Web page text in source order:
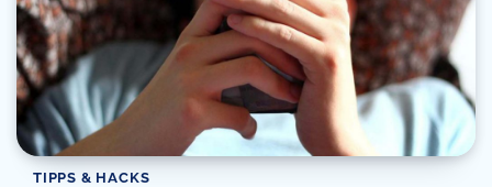
TIPPS & HACKS